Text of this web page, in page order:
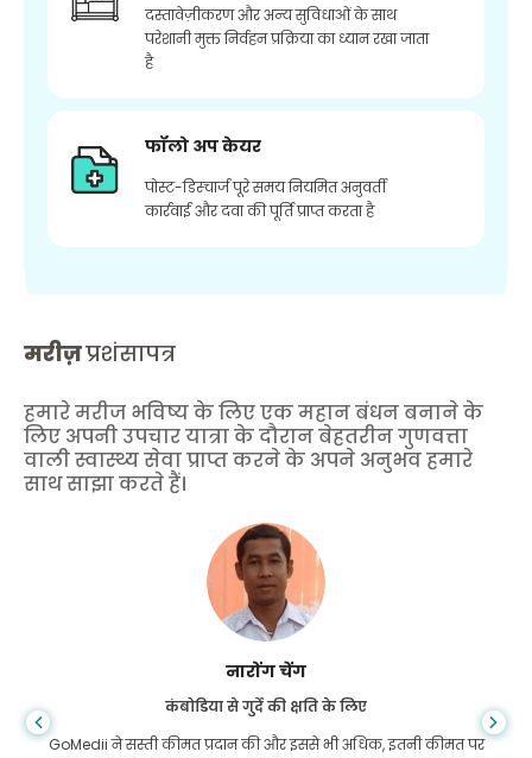
दस्तावेज़ीकरण और अन्य सुविधाओं के साथ
परेशानी मुक्त निर्वहन प्रक्रिया का ध्यान रखा जाता
है
फॉलो अप केयर
पोस्ट-डिस्चार्ज पूरे समय नियमित अनुवर्ती
कार्रवाई और दवा की पूर्ति प्राप्त करता है
मरीज़प्रशंसापत्र
हमारे मरीज भविष्य के लिए एक महान बंधन बनाने के
लिए अपनी उपचार यात्रा के दौरान बेहतरीन गुणवत्ता
वाली स्वास्थ्य सेवा प्राप्त करने के अपने अनुभव हमारे
साथ साझा करते हैं।
शांधा दास
गैस्ट्रोएंटरोलॉजी के लिए बांग्लादेश से
मैंने अपने बेटे और गोमेडी की शानदार टीम को धन्यवाद दिया है जिन्होंने